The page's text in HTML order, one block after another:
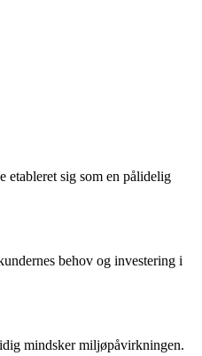
etableret sig som en pålidelig
behov og investering i
mindsker miljøpåvirkningen.